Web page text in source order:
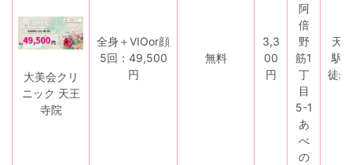
大美会クリ
ニック 天王
寺院
全身＋VIOor顔
5回：49,500
円
無料
3,3
00
円
阿
倍
野
筋1
丁
目
5-1
あ
べ
の
天
駅
徒